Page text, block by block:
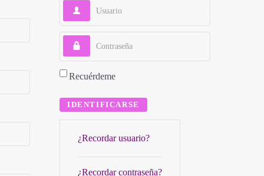
Usuario
Contraseña
Recuérdeme
IDENTIFICARSE
¿Recordar usuario?
¿Recordar contraseña?